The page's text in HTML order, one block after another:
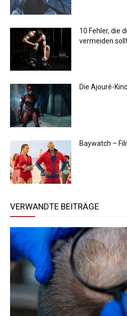
10 Fehler, die
vermeiden
Die Ajouré-
Baywatch –
VERWANDTE BEITRÄGE